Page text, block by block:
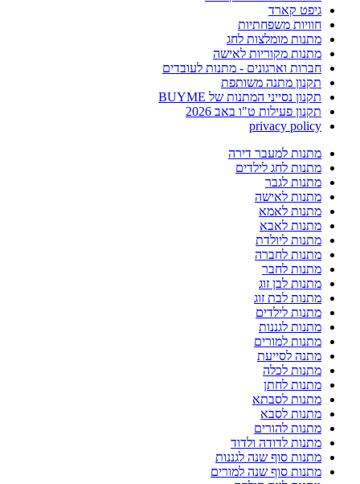
גיפט קארד
חוויות משפחתיות
מתנות מומלצות לחג
מתנות מקוריות לאישה
חברות וארגונים - מתנות לעובדים
תקנון מתנה משותפת
תקנון נסייני המתנות של BUYME
תקנון פעילות ט"ו באב 2026
privacy policy
מתנות למעבר דירה
מתנות לחג לילדים
מתנות לגבר
מתנות לאישה
מתנות לאמא
מתנות לאבא
מתנות ליולדת
מתנות לחברה
מתנות לחבר
מתנות לבן זוג
מתנות לבת זוג
מתנות לילדים
מתנות לגננות
מתנות למורים
מתנה לסייעת
מתנות לכלה
מתנות לחתן
מתנות לסבתא
מתנות לסבא
מתנות להורים
מתנות לדודה ולדוד
מתנות סוף שנה לגננות
מתנות סוף שנה למורים